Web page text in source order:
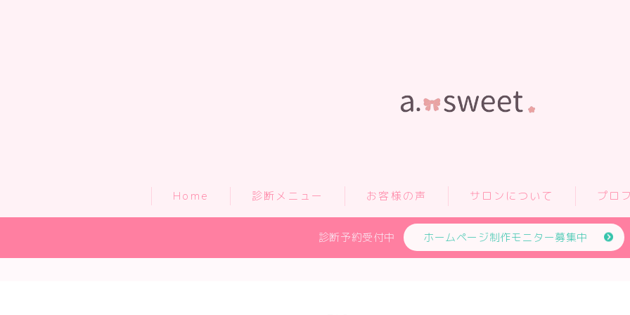
Home 診断メニュー お客様の声 サロンについて プロ
診断予約受付中 ホームページ制作モニター募集中